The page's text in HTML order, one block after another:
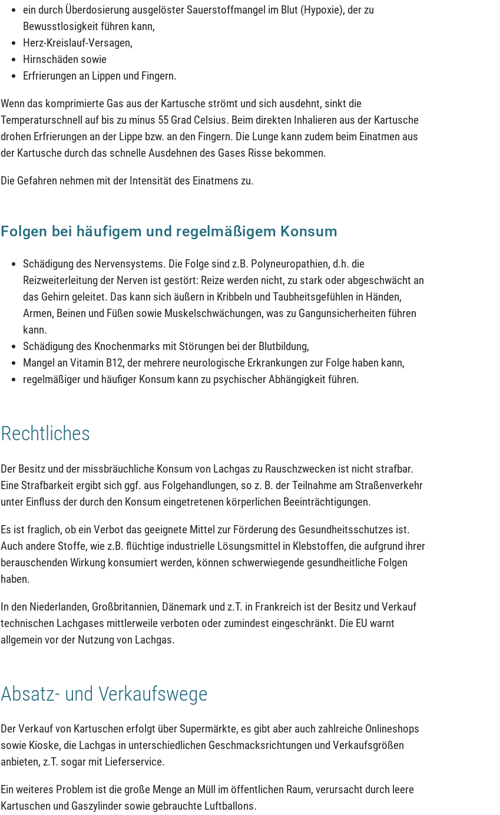
ein durch Überdosierung ausgelöster Sauerstoffmangel im Blut (Hypoxie), der zu
Bewusstlosigkeit führen kann,
Herz-Kreislauf-Versagen,
Hirnschäden sowie
Erfrierungen an Lippen und Fingern.
Wenn das komprimierte Gas aus der Kartusche strömt und sich ausdehnt, sinkt die
Temperaturschnell auf bis zu minus 55 Grad Celsius. Beim direkten Inhalieren aus der Kartusche
drohen Erfrierungen an der Lippe bzw. an den Fingern. Die Lunge kann zudem beim Einatmen aus
der Kartusche durch das schnelle Ausdehnen des Gases Risse bekommen.
Die Gefahren nehmen mit der Intensität des Einatmens zu.
Folgen bei häufigem und regelmäßigem Konsum
Schädigung des Nervensystems. Die Folge sind z.B. Polyneuropathien, d.h. die
Reizweiterleitung der Nerven ist gestört: Reize werden nicht, zu stark oder abgeschwächt an
das Gehirn geleitet. Das kann sich äußern in Kribbeln und Taubheitsgefühlen in Händen,
Armen, Beinen und Füßen sowie Muskelschwächungen, was zu Gangunsicherheiten führen
kann.
Schädigung des Knochenmarks mit Störungen bei der Blutbildung,
Mangel an Vitamin B12, der mehrere neurologische Erkrankungen zur Folge haben kann,
regelmäßiger und häufiger Konsum kann zu psychischer Abhängigkeit führen.
Rechtliches
Der Besitz und der missbräuchliche Konsum von Lachgas zu Rauschzwecken ist nicht strafbar.
Eine Strafbarkeit ergibt sich ggf. aus Folgehandlungen, so z. B. der Teilnahme am Straßenverkehr
unter Einfluss der durch den Konsum eingetretenen körperlichen Beeinträchtigungen.
Es ist fraglich, ob ein Verbot das geeignete Mittel zur Förderung des Gesundheitsschutzes ist.
Auch andere Stoffe, wie z.B. flüchtige industrielle Lösungsmittel in Klebstoffen, die aufgrund ihrer
berauschenden Wirkung konsumiert werden, können schwerwiegende gesundheitliche Folgen
haben.
In den Niederlanden, Großbritannien, Dänemark und z.T. in Frankreich ist der Besitz und Verkauf
technischen Lachgases mittlerweile verboten oder zumindest eingeschränkt. Die EU warnt
allgemein vor der Nutzung von Lachgas.
Absatz- und Verkaufswege
Der Verkauf von Kartuschen erfolgt über Supermärkte, es gibt aber auch zahlreiche Onlineshops
sowie Kioske, die Lachgas in unterschiedlichen Geschmacksrichtungen und Verkaufsgrößen
anbieten, z.T. sogar mit Lieferservice.
Ein weiteres Problem ist die große Menge an Müll im öffentlichen Raum, verursacht durch leere
Kartuschen und Gaszylinder sowie gebrauchte Luftballons.